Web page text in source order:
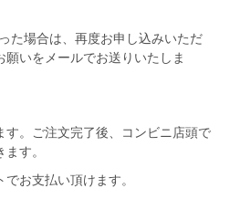
た場合は、再度お申し込みいただ
願いをメールでお送りいたしま
す。ご注文完了後、コンビニ店頭で
す。
お支払い頂けます。